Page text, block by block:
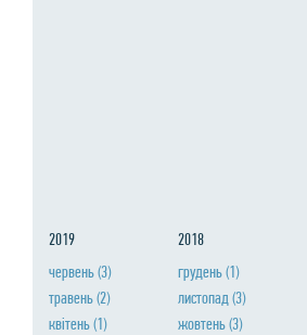
2019
червень(3)
травень(2)
квiтень(1)
2018
грудень(1)
листопад(3)
жовтень(3)